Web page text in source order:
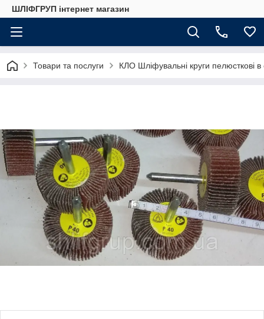
ШЛІФГРУП інтернет магазин
Товари та послуги КЛО Шліфувальні круги пелюсткові в